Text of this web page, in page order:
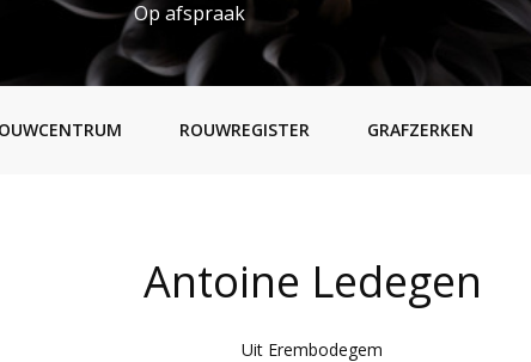
Op afspraak
ROUWREGISTER GRAFZERKEN
Antoine Ledegen
Uit Erembodegem